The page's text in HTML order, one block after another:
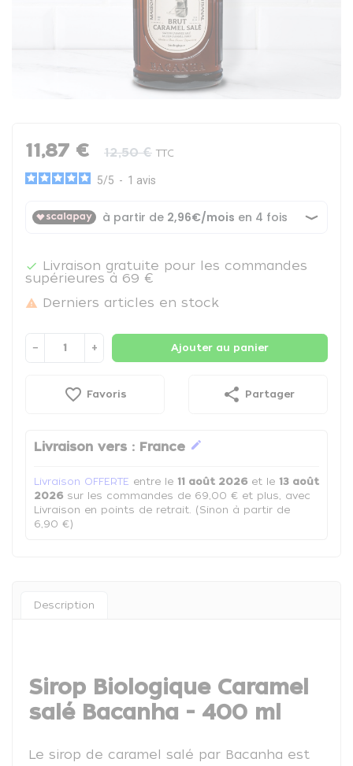
11,87 € 12,50 € TTC
5/5 - 1 avis

Livraison gratuite pour les commandes
supérieures à 69 €
 Derniers articles en stock
− + Ajouter au panier
favorite_border Favoris share Partager
Livraison vers : France edit
Livraison OFFERTE entre le 11 août 2026 et le 13 août
2026 sur les commandes de 69,00 € et plus, avec
Livraison en points de retrait. (Sinon à partir de
6,90 €)
Description
Sirop Biologique Caramel
salé Bacanha - 400 ml
Le sirop de caramel salé par Bacanha est